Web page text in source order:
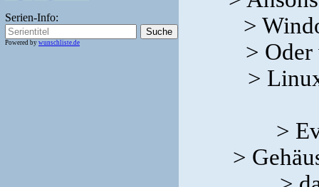
Serien-Info:
Powered by wunschliste.de
>
> Oder
>
>
>